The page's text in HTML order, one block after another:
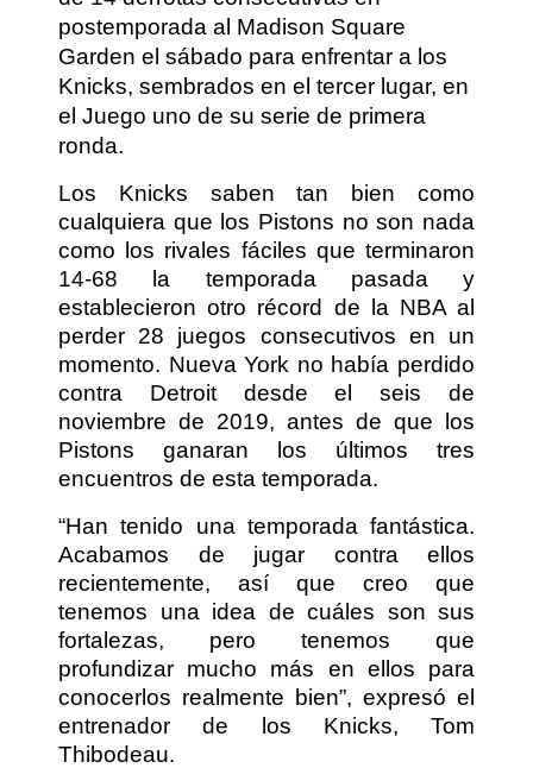
postemporada al Madison Square
Garden el sábado para enfrentar a los
Knicks, sembrados en el tercer lugar, en
el Juego uno de su serie de primera
ronda.
Los Knicks saben tan bien como
cualquiera que los Pistons no son nada
como los rivales fáciles que terminaron
14-68 la temporada pasada y
establecieron otro récord de la NBA al
perder 28 juegos consecutivos en un
momento. Nueva York no había perdido
contra Detroit desde el seis de
noviembre de 2019, antes de que los
Pistons ganaran los últimos tres
encuentros de esta temporada.
“Han tenido una temporada fantástica.
Acabamos de jugar contra ellos
recientemente, así que creo que
tenemos una idea de cuáles son sus
fortalezas, pero tenemos que
profundizar mucho más en ellos para
conocerlos realmente bien”, expresó el
entrenador de los Knicks, Tom
Thibodeau.